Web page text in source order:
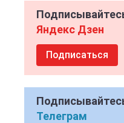
Яндекс Дзен
Подписаться
Телеграм